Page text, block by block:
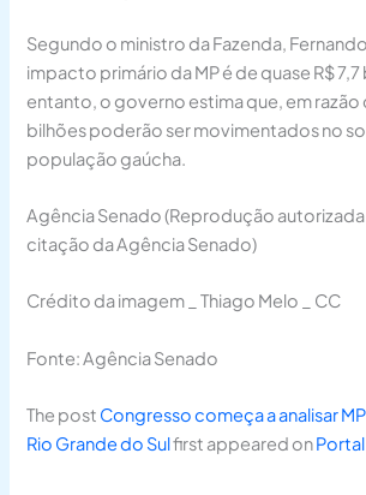
Segundo o ministro da Fazenda,
impacto primário da MP é de quase R$
entanto, o governo estima que, em razão
bilhões poderão ser movimentados no
população gaúcha.
Agência Senado (Reprodução
citação da Agência Senado)
Crédito da imagem _ Thiago Melo _ CC
Fonte: Agência Senado
The post Congresso começa a analisar
Rio Grande do Sulfirst appeared on